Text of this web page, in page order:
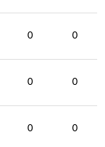
0 0
0 0
0 0